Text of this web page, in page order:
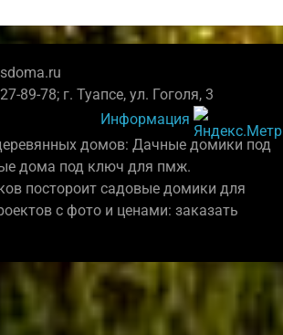
89-78; г. Туапсе, ул. Гоголя, 3
Информация
домов: Дачные домики под
дома под ключ для пмж.
постороит садовые домики для
с фото и ценами: заказать